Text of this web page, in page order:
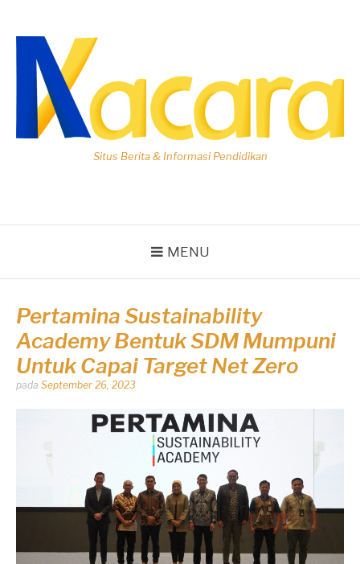
konten
Situs Berita & Informasi Pendidikan
MENU
Pertamina Sustainability
Academy Bentuk SDM Mumpuni
Untuk Capai Target Net Zero
Dipos
pada September 26, 2023